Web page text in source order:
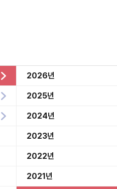
2026년
2025년
2024년
2023년
2022년
2021년